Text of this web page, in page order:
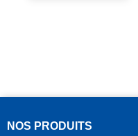
NOS PRODUITS